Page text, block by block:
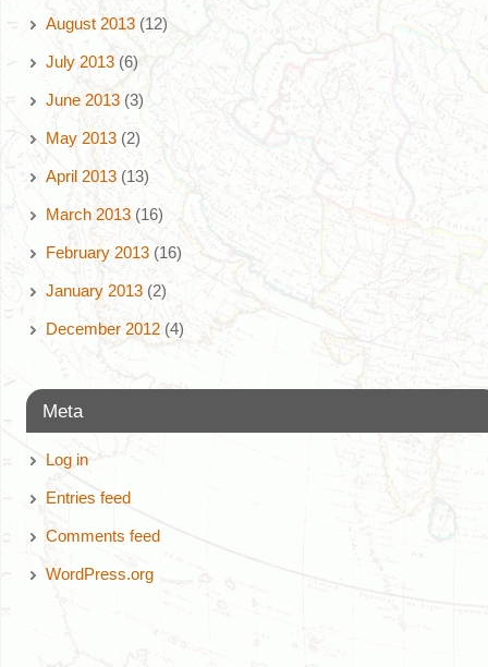
August 2013(12)
July 2013(6)
June 2013(3)
May 2013(2)
April 2013(13)
March 2013(16)
February 2013(16)
January 2013(2)
December 2012(4)
Meta
Log in
Entries feed
Comments feed
WordPress.org